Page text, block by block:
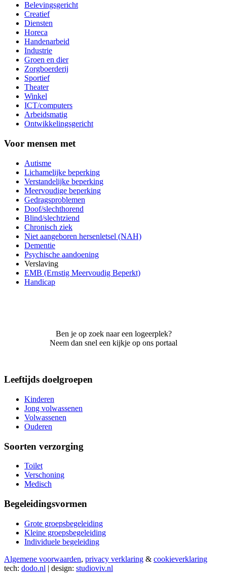
Belevingsgericht
Creatief
Diensten
Horeca
Handenarbeid
Industrie
Groen en dier
Zorgboerderij
Sportief
Theater
Winkel
ICT/computers
Arbeidsmatig
Ontwikkelingsgericht
Voor mensen met
Autisme
Lichamelijke beperking
Verstandelijke beperking
Meervoudige beperking
Gedragsproblemen
Doof/slechthorend
Blind/slechtziend
Chronisch ziek
Niet aangeboren hersenletsel (NAH)
Dementie
Psychische aandoening
Verslaving
EMB (Ernstig Meervoudig Beperkt)
Handicap
Ben je op zoek naar een logeerplek?
Neem dan snel een kijkje op ons portaal
Leeftijds doelgroepen
Kinderen
Jong volwassenen
Volwassenen
Ouderen
Soorten verzorging
Toilet
Verschoning
Medisch
Begeleidingsvormen
Grote groepsbegeleiding
Kleine groepsbegeleiding
Individuele begeleiding
Algemene voorwaarden, privacy verklaring & cookieverklaring
tech: dodo.nl | design: studioviv.nl